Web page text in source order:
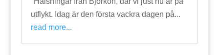
utflykt. Idag är den första vackra dagen på...
read more...